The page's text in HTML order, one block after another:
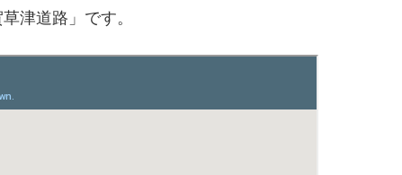
津道路」です。